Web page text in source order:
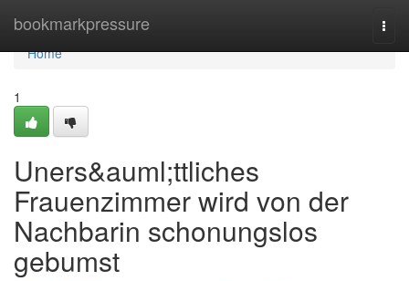
bookmarkpressure
Home
Home
1
Uners&auml;ttliches
Frauenzimmer wird von der
Nachbarin schonungslos
gebumst